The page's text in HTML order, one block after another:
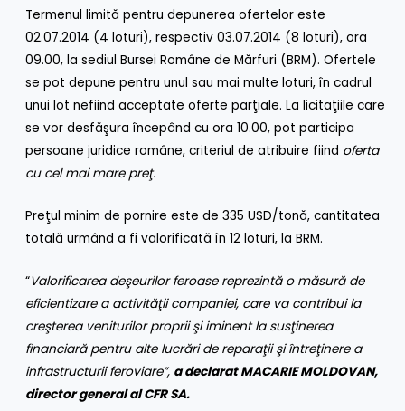
Termenul limită pentru depunerea ofertelor este
02.07.2014 (4 loturi), respectiv 03.07.2014 (8 loturi), ora
09.00, la sediul Bursei Române de Mărfuri (BRM). Ofertele
se pot depune pentru unul sau mai multe loturi, în cadrul
unui lot nefiind acceptate oferte parţiale. La licitaţiile care
se vor desfăşura începând cu ora 10.00, pot participa
persoane juridice române, criteriul de atribuire fiind oferta
cu cel mai mare preţ.
Preţul minim de pornire este de 335 USD/tonă, cantitatea
totală urmând a fi valorificată în 12 loturi, la BRM.
“Valorificarea deşeurilor feroase reprezintă o măsură de
eficientizare a activităţii companiei, care va contribui la
creşterea veniturilor proprii şi iminent la susţinerea
financiară pentru alte lucrări de reparaţii şi întreţinere a
infrastructurii feroviare”, a declarat MACARIE MOLDOVAN,
director general al CFR SA.